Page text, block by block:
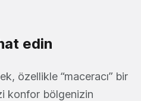
edin
özellikle “maceracı” bir
konfor bölgenizin